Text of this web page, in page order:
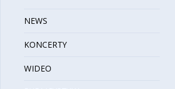
NEWS
KONCERTY
WIDEO